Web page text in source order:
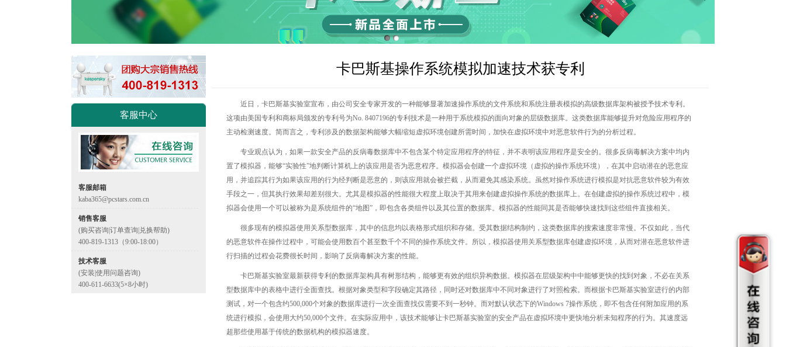
客服中心
客服邮箱
kaba365@pcstars.com.cn
销售客服
(购买咨询|订单查询|兑换帮助)
400-819-1313（9:00-18:00）
技术客服
(安装|使用问题咨询)
400-611-6633(5×8小时)
卡巴斯基操作系统模拟加速技术获专利
近日，卡巴斯基实验室宣布，由公司安全专家开发的一种能够显著加速操作系统的文件系统和系统注册表模拟的高级数据库架构被授予技术专利。
这项由美国专利和商标局颁发的专利号为No. 8407196的专利技术是一种用于系统模拟的面向对象的层级数据库。这类数据库能够提升对危险应用程序的
主动检测速度。简而言之，专利涉及的数据架构能够大幅缩短虚拟环境创建所需时间，加快在虚拟环境中对恶意软件行为的分析过程。
专业观点认为，如果一款安全产品的反病毒数据库中不包含某个特定应用程序的特征，并不表明该应用程序是安全的。很多反病毒解决方案中均内
置了模拟器，能够“实验性”地判断计算机上的该应用是否为恶意程序。模拟器会创建一个虚拟环境（虚拟的操作系统环境），在其中启动潜在的恶意应
用，并追踪其行为如果该应用的行为经判断是恶意的，则该应用就会被拦截，从而避免其感染系统。虽然对操作系统进行模拟是对抗恶意软件较为有效
手段之一，但其执行效果却差别很大。尤其是模拟器的性能很大程度上取决于其用来创建虚拟操作系统的数据库上。在创建虚拟的操作系统过程中，模
拟器会使用一个可以被称为是系统组件的“地图”，即包含各类组件以及其位置的数据库。模拟器的性能同其是否能够快速找到这些组件直接相关。
很多现有的模拟器使用关系型数据库，其中的信息均以表格形式组织和存储。受其数据结构制约，这类数据库的搜索速度非常慢。不仅如此，当代
的恶意软件在操作过程中，可能会使用数百个甚至数千个不同的操作系统文件。所以，模拟器使用关系型数据库创建虚拟环境，从而对潜在恶意软件进
行扫描的过程会花费很长时间，影响了反病毒解决方案的性能。
卡巴斯基实验室最新获得专利的数据库架构具有树形结构，能够更有效的组织异构数据。模拟器在层级架构中中能够更快的找到对象，不必在关系
型数据库中的表格中进行全面查找。根据对象类型和字段确定其路径，同时还对数据库中不同对象进行了对照检索。而根据卡巴斯基实验室进行的内部
测试，对一个包含约500,000个对象的数据库进行一次全面查找仅需要不到一秒钟。而对默认状态下的Windows 7操作系统，即不包含任何附加应用的系
统进行模拟，会使用大约50,000个文件。在实际应用中，该技术能够让卡巴斯基实验室的安全产品在虚拟环境中更快地分析未知程序的行为。其速度远
超那些使用基于传统的数据机构的模拟器速度。